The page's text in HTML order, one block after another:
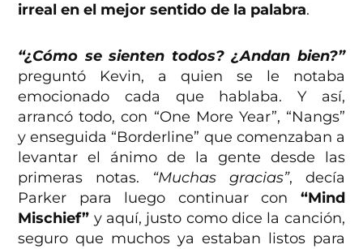
irreal en el mejor sentido de la palabra.
“¿Cómo se sienten todos? ¿Andan bien?”
preguntó Kevin, a quien se le notaba
emocionado cada que hablaba. Y así,
arrancó todo, con “One More Year”, “Nangs”
y enseguida “Borderline” que comenzaban a
levantar el ánimo de la gente desde las
primeras notas. “Muchas gracias”, decía
Parker para luego continuar con “Mind
Mischief” y aquí, justo como dice la canción,
seguro que muchos ya estaban listos para